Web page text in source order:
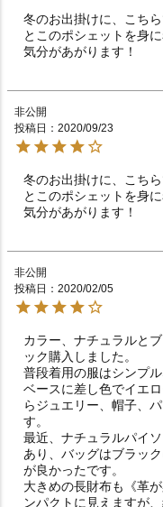
冬のお出掛けに、こち
とこのポシェットを身
非公開
投稿日
2020/09/23
冬のお出掛けに、こち
とこのポシェットを身
非公開
投稿日
2020/02/05
カラー、ナチュラルと
ック購入しました。
普段着用の服はシンプ
ベースに差し色でイエ
らジュエリー、帽子、
す。
最近、ナチュラルパイ
あり、バッグはブラッ
が良かったです。
大きめの長財布も《革
ンパクトに見えますが